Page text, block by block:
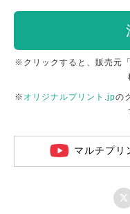
※クリックすると、販売元
※ オリジナルプリント.jpの
マルチプリ
